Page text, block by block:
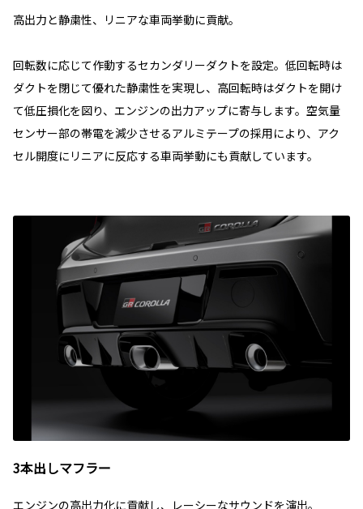
高出力と静粛性、リニアな車両挙動に貢献。
回転数に応じて作動するセカンダリーダクトを設定。低回転時は
ダクトを閉じて優れた静粛性を実現し、高回転時はダクトを開け
て低圧損化を図り、エンジンの出力アップに寄与します。空気量
センサー部の帯電を減少させるアルミテープの採用により、アク
セル開度にリニアに反応する車両挙動にも貢献しています。
3本出しマフラー
エンジンの高出力化に貢献し、レーシーなサウンドを演出。